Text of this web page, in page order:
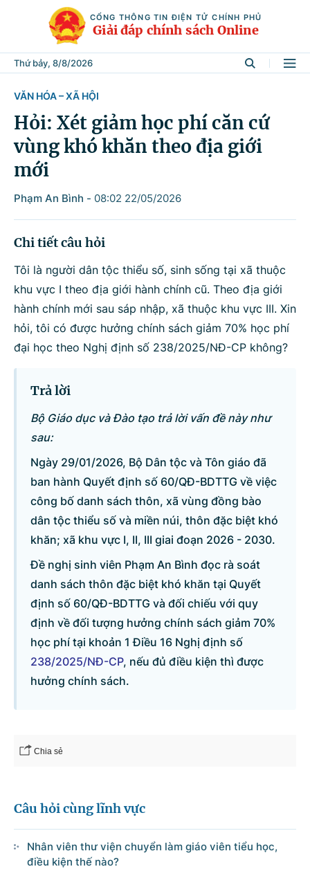
CỔNG THÔNG TIN ĐIỆN TỬ CHÍNH PHỦ
Giải đáp chính sách Online
Thứ bảy, 8/8/2026
Tìm kiếm
Từ khóa
Tìm trong
Lĩnh vực
Bộ ngành
Danh sách câu hỏi
Hỏi đáp về tuyển sinh 2026
Câu hỏi thường gặp về đấu thầu
VĂN HÓA – XÃ HỘI
Hỏi: Xét giảm học phí căn cứ
vùng khó khăn theo địa giới
mới
Phạm An Bình - 08:02 22/05/2026
Chi tiết câu hỏi
Tôi là người dân tộc thiểu số, sinh sống tại xã thuộc
khu vực I theo địa giới hành chính cũ. Theo địa giới
hành chính mới sau sáp nhập, xã thuộc khu vực III. Xin
hỏi, tôi có được hưởng chính sách giảm 70% học phí
đại học theo Nghị định số 238/2025/NĐ-CP không?
Trả lời
Bộ Giáo dục và Đào tạo trả lời vấn đề này như
sau:
Ngày 29/01/2026, Bộ Dân tộc và Tôn giáo đã
ban hành Quyết định số 60/QĐ-BDTTG về việc
công bố danh sách thôn, xã vùng đồng bào
dân tộc thiểu số và miền núi, thôn đặc biệt khó
khăn; xã khu vực I, II, III giai đoạn 2026 - 2030.
Đề nghị sinh viên Phạm An Bình đọc rà soát
danh sách thôn đặc biệt khó khăn tại Quyết
định số 60/QĐ-BDTTG và đối chiếu với quy
định về đối tượng hưởng chính sách giảm 70%
học phí tại khoản 1 Điều 16 Nghị định số
238/2025/NĐ-CP, nếu đủ điều kiện thì được
hưởng chính sách.
Chia sẻ
Câu hỏi cùng lĩnh vực
Nhân viên thư viện chuyển làm giáo viên tiểu học,
điều kiện thế nào?